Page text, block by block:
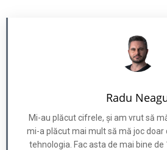
Radu
Mi-au plăcut cifrele, și am vrut să
mi-a plăcut mai mult să mă joc doar
tehnologia. Fac asta de mai bine de